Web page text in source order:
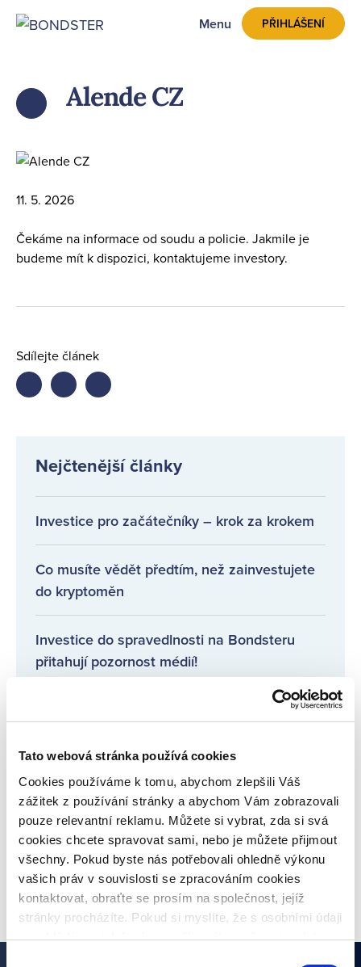
Tato webová stránka používá cookies
Cookies používáme k tomu, abychom zlepšili Váš
zážitek z používání stránky a abychom Vám zobrazovali
pouze relevantní reklamu. Můžete si vybrat, zda si svá
cookies chcete spravovat sami, nebo je můžete přijmout
všechny. Pokud byste nás potřebovali ohledně výkonu
vašich práv v souvislosti se zpracováním cookies
kontaktovat, obraťte se prosím na společnost, jejíž
stránky procházíte. Pokud si myslíte, že s osobními údaji
nenakládáme, jak bychom měli, máte možnost podat
Menu PŘIHLÁŠENÍ
ZPĚT
Alende CZ
11. 5. 2026
Čekáme na informace od soudu a policie. Jakmile je
budeme mít k dispozici, kontaktujeme investory.
Sdílejte článek
Share
Nejčtenější články
Investice pro začátečníky – krok za krokem
Co musíte vědět předtím, než zainvestujete
do kryptoměn
Investice do spravedlnosti na Bondsteru
přitahují pozornost médií!
Pravidelné informace o poskytovatelích
Co je inflace, jaké jsou druhy a jaká bude
meziroční inflace?
VŠECHNY ČLÁNKY